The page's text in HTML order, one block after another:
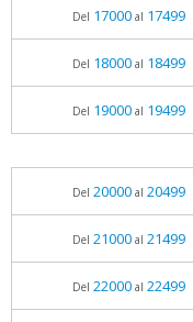
Del 17000al 17499
Del 18000al 18499
Del 19000al 19499
Del 20000al 20499
Del 21000al 21499
Del 22000al 22499